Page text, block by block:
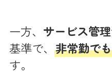
一方、 サービス管
基準で、 非常勤で
す。